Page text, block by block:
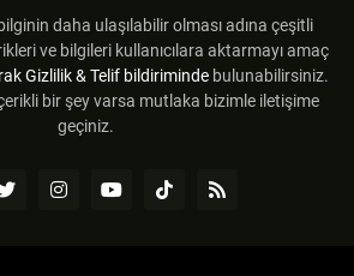
daha ulaşılabilir olması adına çeşitli
ve bilgileri kullanıcılara aktarmayı amaç
Gizlilik & Telif bildiriminde bulunabilirsiniz.
bir şey varsa mutlaka bizimle iletişime
geçiniz.